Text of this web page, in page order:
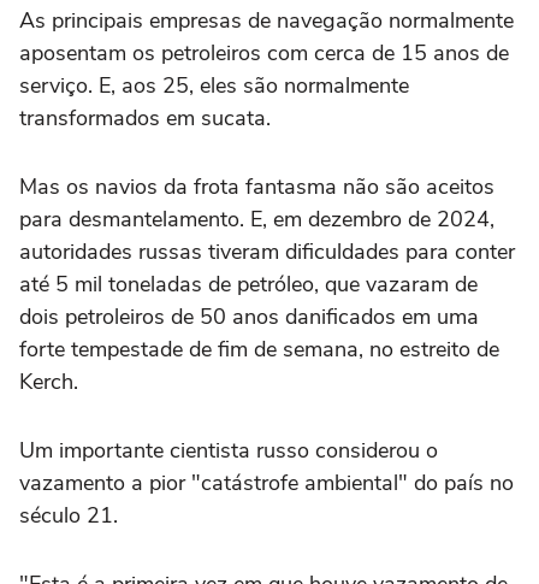
As principais empresas de navegação normalmente
aposentam os petroleiros com cerca de 15 anos de
serviço. E, aos 25, eles são normalmente
transformados em sucata.
Mas os navios da frota fantasma não são aceitos
para desmantelamento. E, em dezembro de 2024,
autoridades russas tiveram dificuldades para conter
até 5 mil toneladas de petróleo, que vazaram de
dois petroleiros de 50 anos danificados em uma
forte tempestade de fim de semana, no estreito de
Kerch.
Um importante cientista russo considerou o
vazamento a pior "catástrofe ambiental" do país no
século 21.